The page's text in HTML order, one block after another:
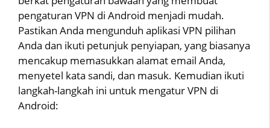
pengaturan VPN di Android menjadi mudah.
Pastikan Anda mengunduh aplikasi VPN pilihan
Anda dan ikuti petunjuk penyiapan, yang biasanya
mencakup memasukkan alamat email Anda,
menyetel kata sandi, dan masuk. Kemudian ikuti
langkah-langkah ini untuk mengatur VPN di
Android: